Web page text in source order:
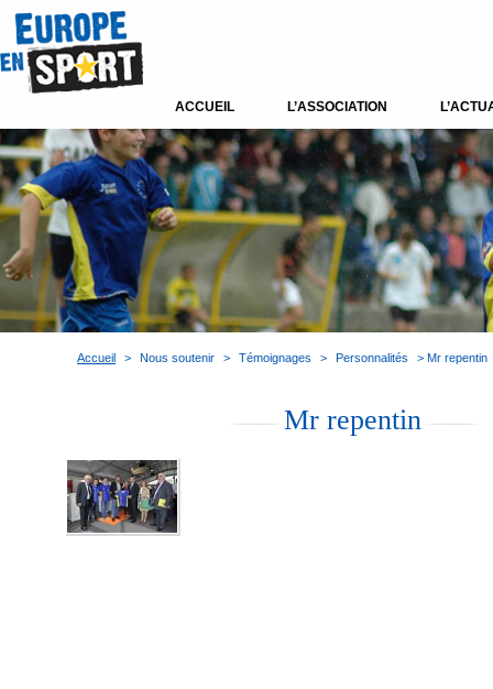
ACCUEIL L’ASSOCIATION
Accueil > Nous soutenir > Témoignages > Personnalités > Mr repentin
Mr repentin